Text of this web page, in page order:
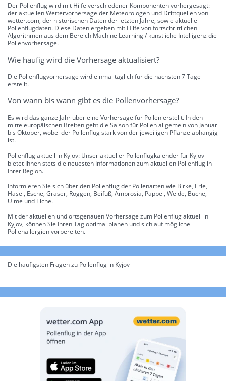
Der Pollenflug wird mit Hilfe verschiedener Komponenten vorhergesagt:
der aktuellen Wettervorhersage der Meteorologen und Drittquellen von
wetter.com, der historischen Daten der letzten Jahre, sowie aktuelle
Pollenflugdaten. Diese Daten ergeben mit Hilfe von fortschrittlichen
Algorithmen aus dem Bereich Machine Learning / künstliche Intelligenz die
Pollenvorhersage.
Wie häufig wird die Vorhersage aktualisiert?
Die Pollenflugvorhersage wird einmal täglich für die nächsten 7 Tage
erstellt.
Von wann bis wann gibt es die Pollenvorhersage?
Es wird das ganze Jahr über eine Vorhersage für Pollen erstellt. In den
mitteleuropäischen Breiten geht die Saison für Pollen allgemein von Januar
bis Oktober, wobei der Pollenflug stark von der jeweiligen Pflanze abhängig
ist.
Pollenflug aktuell in Kyjov: Unser aktueller Pollenflugkalender für Kyjov
bietet Ihnen stets die neuesten Informationen zum aktuellen Pollenflug in
Ihrer Region.
Informieren Sie sich über den Pollenflug der Pollenarten wie Birke, Erle,
Hasel, Esche, Gräser, Roggen, Beifuß, Ambrosia, Pappel, Weide, Buche,
Ulme und Eiche.
Mit der aktuellen und ortsgenauen Vorhersage zum Pollenflug aktuell in
Kyjov, können Sie Ihren Tag optimal planen und sich auf mögliche
Pollenallergien vorbereiten.
Die häufigsten Fragen zu Pollenflug in Kyjov